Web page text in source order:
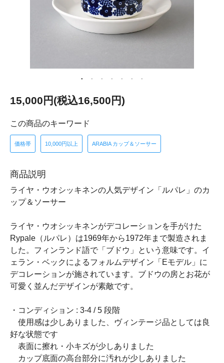
15,000円(税込16,500円)
この商品のキーワード
価格帯 10,000円以上 ARABIA カップ＆ソーサー
商品説明
ライヤ・ウオシッキネンの人気デザイン「ルパレ」のカ
ップ＆ソーサー
ライヤ・ウオシッキネンがデコレーションを手がけた
Rypale（ルパレ）は1969年から1972年まで製造されま
した。フィンランド語で「ブドウ」という意味です。イ
ェラン・ベックによるフォルムデザイン「Eモデル」に
デコレーションが施されています。ブドウの房とお花が
可愛く並んだデザインが素敵です。
・コンディション : 3-4 / 5 段階
使用感は少しありました、ヴィンテージ品としては良
好な状態です
表面に擦れ・小キズが少しありました
カップ底面の高台部分に汚れが少しありました